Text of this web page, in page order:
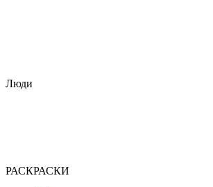
Люди
РАСКРАСКИ